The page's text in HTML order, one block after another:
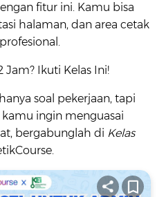
fitur ini. Kamu bisa
halaman, dan area cetak
Jam? Ikuti Kelas Ini!
soal pekerjaan, tapi
kamu ingin menguasai
bergabunglah di Kelas